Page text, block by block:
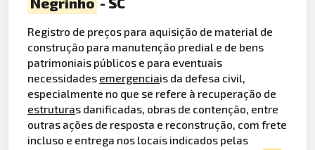
Registro de preços para aquisição de material de
construção para manutenção predial e de bens
patrimoniais públicos e para eventuais
necessidades emergenciais da defesa civil,
especialmente no que se refere à recuperação de
estruturas danificadas, obras de contenção, entre
outras ações de resposta e reconstrução, com frete
incluso e entrega nos locais indicados pelas